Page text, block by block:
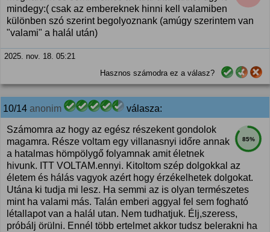
mindegy:( csak az embereknek hinni kell valamiben
különben szó szerint begolyoznank (amúgy szerintem van
"valami" a halál után)
2025. nov. 18. 05:21
Hasznos számodra ez a válasz?
10/14 anonim válasza:
85%
Számomra az hogy az egész részekent gondolok
magamra. Része voltam egy villanasnyi időre annak
a hatalmas hömpölygő folyamnak amit életnek
hivunk. ITT VOLTAM.ennyi. Kitoltom szép dolgokkal az
életem és hálás vagyok azért hogy érzékelhetek dolgokat.
Utána ki tudja mi lesz. Ha semmi az is olyan természetes
mint ha valami más. Talán emberi aggyal fel sem fogható
létallapot van a halál utan. Nem tudhatjuk. Élj,szeress,
próbálj örülni. Ennél több ertelmet akkor tudsz belerakni ha